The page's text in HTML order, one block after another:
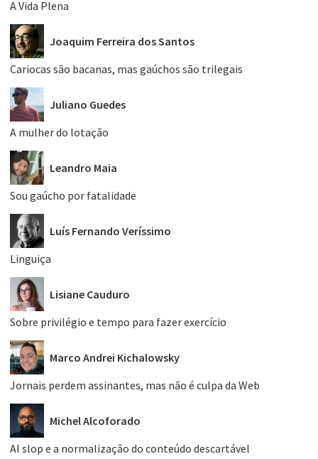
A Vida Plena
Joaquim Ferreira dos Santos
Cariocas são bacanas, mas gaúchos são trilegais
Juliano Guedes
A mulher do lotação
Leandro Maia
Sou gaúcho por fatalidade
Luís Fernando Veríssimo
Linguiça
Lisiane Cauduro
Sobre privilégio e tempo para fazer exercício
Marco Andrei Kichalowsky
Jornais perdem assinantes, mas não é culpa da Web
Michel Alcoforado
AI slop e a normalização do conteúdo descartável